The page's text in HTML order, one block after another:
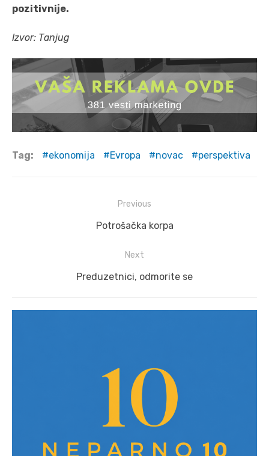
pozitivnije.
Izvor: Tanjug
Tag: ekonomija Evropa novac perspektiva
Previous
Previous
Potrošačka korpa
Next
Next
Preduzetnici, odmorite se